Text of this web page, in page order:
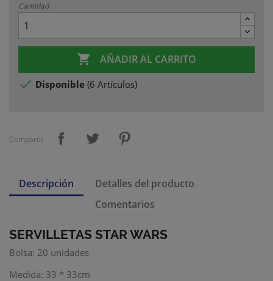
Cantidad
 AÑADIR AL CARRITO
 Disponible (6 Artículos)
Compartir
Descripción
Detalles del producto
Comentarios
SERVILLETAS STAR WARS
Bolsa: 20 unidades
Medida: 33 * 33cm